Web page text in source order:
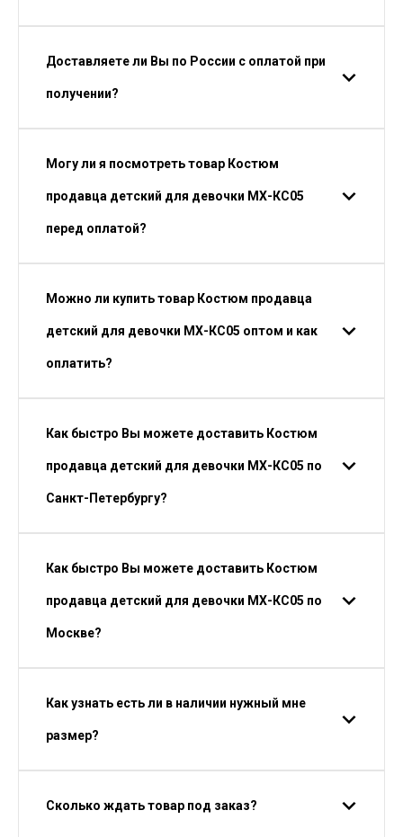
Доставляете ли Вы по России с оплатой при
получении?
Могу ли я посмотреть товар Костюм
продавца детский для девочки МХ-КС05
перед оплатой?
Можно ли купить товар Костюм продавца
детский для девочки МХ-КС05 оптом и как
оплатить?
Как быстро Вы можете доставить Костюм
продавца детский для девочки МХ-КС05 по
Санкт-Петербургу?
Как быстро Вы можете доставить Костюм
продавца детский для девочки МХ-КС05 по
Москве?
Как узнать есть ли в наличии нужный мне
размер?
Сколько ждать товар под заказ?